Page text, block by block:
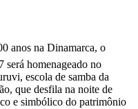
anos na Dinamarca, o
será homenageado no
escola de samba da
que desfila na noite de
e simbólico do patrimônio